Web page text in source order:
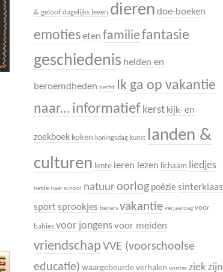
& geloof dagelijks leven dieren doe-boeken
emotieseten familie fantasie
geschiedenis helden en
beroemdheden herfst
Ik ga op vakantie
naar... informatief kerst kijk- en
zoekboek koken koningsdag kunst
landen &
culturen lente leren lezen lichaam liedjes
liefde naar school natuur oorlog poëzie sinterklaas
sport sprookjes tieners vakantie verjaardag voor
babies voor jongensvoor meiden
vriendschapVVE (voorschoolse
educatie) waargebeurde verhalen winter ziek zijn